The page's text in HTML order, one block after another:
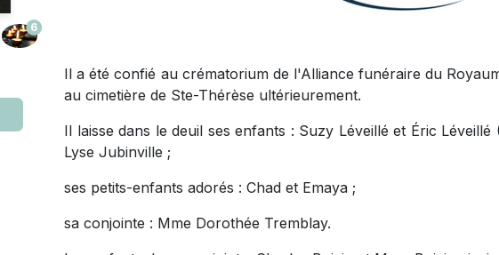
6
Il a été confié au crématorium de l'Alliance funéraire du
au cimetière de Ste-Thérèse ultérieurement.
Il laisse dans le deuil ses enfants : Suzy Léveillé et Éric
Lyse Jubinville ;
ses petits-enfants adorés : Chad et Emaya ;
sa conjointe : Mme Dorothée Tremblay.